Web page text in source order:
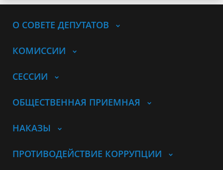
О СОВЕТЕ ДЕПУТАТОВ
КОМИССИИ
СЕССИИ
ОБЩЕСТВЕННАЯ ПРИЕМНАЯ
НАКАЗЫ
ПРОТИВОДЕЙСТВИЕ КОРРУПЦИИ